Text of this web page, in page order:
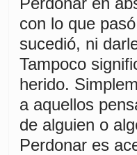
con lo que
sucedió, ni
Tampoco
herido.
a aquellos
de alguien o
Perdonar es